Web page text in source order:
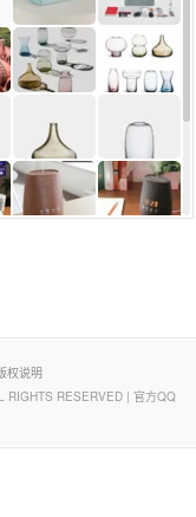
权说明
RIGHTS RESERVED | 官方QQ